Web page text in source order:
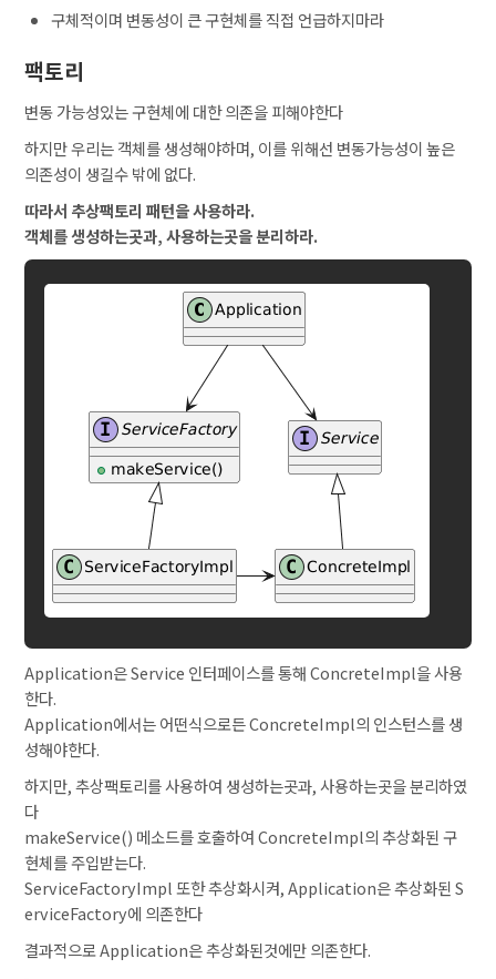
구체적이며 변동성이 큰 구현체를 직접 언급하지마라
팩토리
변동 가능성있는 구현체에 대한 의존을 피해야한다
하지만 우리는 객체를 생성해야하며, 이를 위해선 변동가능성이 높은
의존성이 생길수 밖에 없다.
따라서 추상팩토리 패턴을 사용하라.
객체를 생성하는곳과, 사용하는곳을 분리하라.
Application은 Service 인터페이스를 통해 ConcreteImpl을 사용
한다.
Application에서는 어떤식으로든 ConcreteImpl의 인스턴스를 생
성해야한다.
하지만, 추상팩토리를 사용하여 생성하는곳과, 사용하는곳을 분리하였
다
makeService() 메소드를 호출하여 ConcreteImpl의 추상화된 구
현체를 주입받는다.
ServiceFactoryImpl 또한 추상화시켜, Application은 추상화된 S
erviceFactory에 의존한다
결과적으로 Application은 추상화된것에만 의존한다.